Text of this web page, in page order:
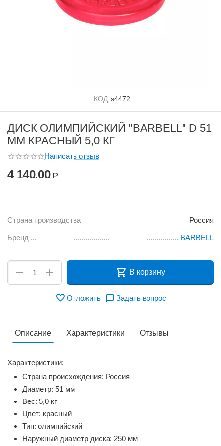
КОД: s4472
ДИСК ОЛИМПИЙСКИЙ "BARBELL" D 51
ММ КРАСНЫЙ 5,0 КГ
Написать отзыв
4 140.00 Р
Страна производства Россия
Бренд BARBELL
+
− В корзину
Отложить Задать вопрос
Описание Характеристики Отзывы
Характеристики:
Страна происхождения: Россия
Диаметр: 51 мм
Вес: 5,0 кг
Цвет: красный
Тип: олимпийский
Наружный диаметр диска: 250 мм